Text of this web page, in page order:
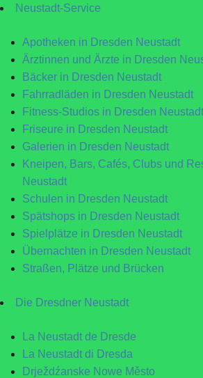
Neustadt-Service
Apotheken in Dresden Neustadt
Ärztinnen und Ärzte in Dresden
Bäcker in Dresden Neustadt
Fahrradläden in Dresden Neustadt
Fitness-Studios in Dresden Neustadt
Friseure in Dresden Neustadt
Galerien in Dresden Neustadt
Kneipen, Bars, Cafés, Clubs und
Neustadt
Schulen in Dresden Neustadt
Spätshops in Dresden Neustadt
Spielplätze in Dresden Neustadt
Übernachten in Dresden Neustadt
Straßen, Plätze und Brücken
Die Dresdner Neustadt
La Neustadt de Dresde
La Neustadt di Dresda
Drježdźanske Nowe Město